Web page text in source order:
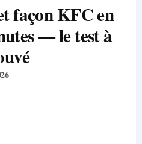
façon KFC en
— le test à